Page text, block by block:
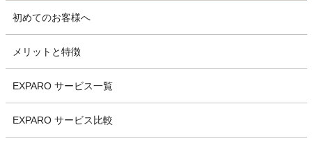
初めてのお客様へ
メリットと特徴
EXPARO サービス一覧
EXPARO サービス比較